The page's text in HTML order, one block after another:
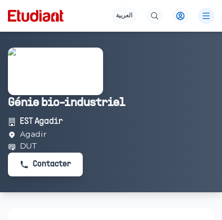
العربية
Génie bio-industriel
EST Agadir
Agadir
DUT
Contacter